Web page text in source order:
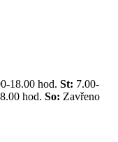
18.00 hod. St: 7.00-
hod. So: Zavřeno